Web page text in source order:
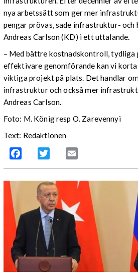
nya arbetssätt som ger mer
pengar prövas, sade infrastruktur-
Andreas Carlson (KD) i ett uttalande.
– Med bättre kostnadskontroll,
effektivare genomförande kan vi
viktiga projekt på plats. Det handlar
infrastruktur och också mer
Andreas Carlson.
Foto: M. König resp O. Zarevennyi
Text: Redaktionen
Facebook Twitter